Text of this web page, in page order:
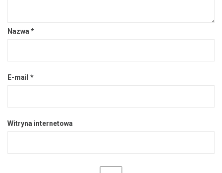
Nazwa *
E-mail *
Witryna internetowa